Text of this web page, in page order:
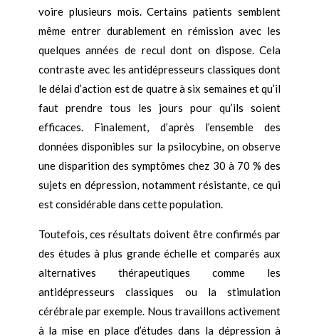
voire plusieurs mois. Certains patients semblent
même entrer durablement en rémission avec les
quelques années de recul dont on dispose. Cela
contraste avec les antidépresseurs classiques dont
le délai d’action est de quatre à six semaines et qu’il
faut prendre tous les jours pour qu’ils soient
efficaces. Finalement, d’après l’ensemble des
données disponibles sur la psilocybine, on observe
une disparition des symptômes chez 30 à 70 % des
sujets en dépression, notamment résistante, ce qui
est considérable dans cette population.
Toutefois, ces résultats doivent être confirmés par
des études à plus grande échelle et comparés aux
alternatives thérapeutiques comme les
antidépresseurs classiques ou la stimulation
cérébrale par exemple. Nous travaillons activement
à la mise en place d’études dans la dépression à